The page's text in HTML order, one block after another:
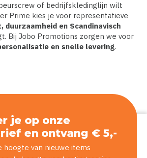
of bedrijfskledinglijn wilt
Prime kies je voor representatieve
duurzaamheid en Scandinavisch
Bij Jobo Promotions zorgen we voor
en snelle levering.
je op onze
en ontvang € 5,-
hoogte van nieuwe items